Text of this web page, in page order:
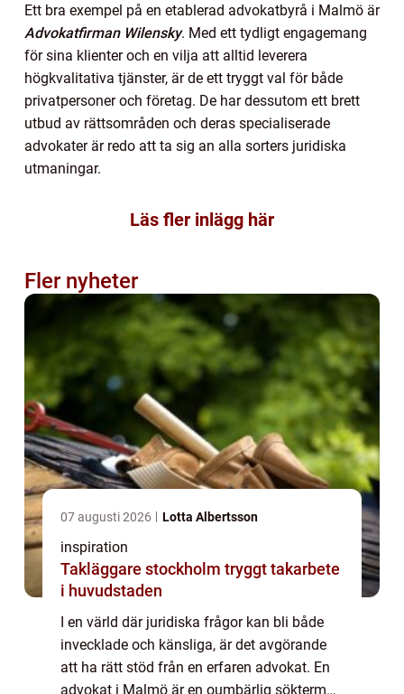
Ett bra exempel på en etablerad advokatbyrå i Malmö är
Advokatfirman Wilensky. Med ett tydligt engagemang
för sina klienter och en vilja att alltid leverera
högkvalitativa tjänster, är de ett tryggt val för både
privatpersoner och företag. De har dessutom ett brett
utbud av rättsområden och deras specialiserade
advokater är redo att ta sig an alla sorters juridiska
utmaningar.
Läs fler inlägg här
Fler nyheter
07 augusti 2026 Lotta Albertsson
inspiration
Takläggare stockholm tryggt takarbete
i huvudstaden
I en värld där juridiska frågor kan bli både
invecklade och känsliga, är det avgörande
att ha rätt stöd från en erfaren advokat. En
advokat i Malmö är en oumbärlig sökterm